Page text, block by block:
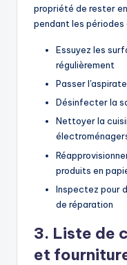
propriété de rester
pendant les périodes
Essuyez les
régulièrement
Passer
Désinfecter la
Nettoyer la
produits en
Inspectez pour
de réparation
3. Liste de
et